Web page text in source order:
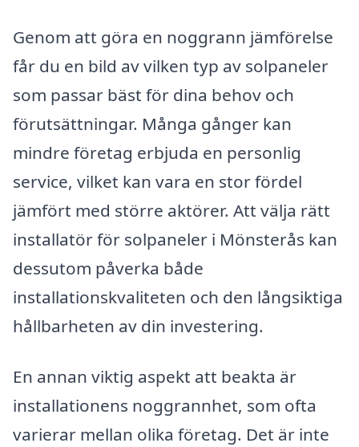
Genom att göra en noggrann jämförelse
får du en bild av vilken typ av solpaneler
som passar bäst för dina behov och
förutsättningar. Många gånger kan
mindre företag erbjuda en personlig
service, vilket kan vara en stor fördel
jämfört med större aktörer. Att välja rätt
installatör för solpaneler i Mönsterås kan
dessutom påverka både
installationskvaliteten och den långsiktiga
hållbarheten av din investering.
En annan viktig aspekt att beakta är
installationens noggrannhet, som ofta
varierar mellan olika företag. Det är inte